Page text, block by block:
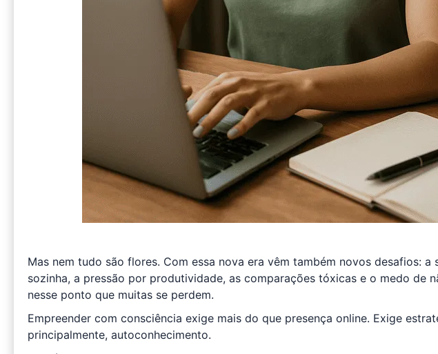
Mas nem tudo são flores. Com essa nova era vêm também novos desafios: a
sozinha, a pressão por produtividade, as comparações tóxicas e o medo de
nesse ponto que muitas se perdem.
Empreender com consciência exige mais do que presença online. Exige
principalmente, autoconhecimento.